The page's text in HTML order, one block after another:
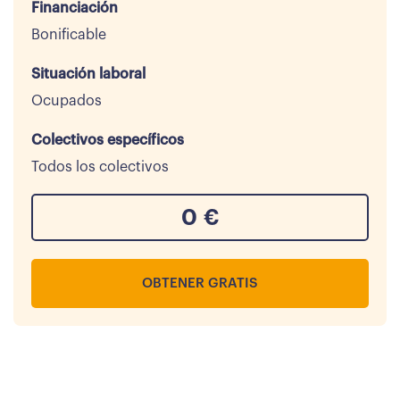
Financiación
Bonificable
Situación laboral
Ocupados
Colectivos específicos
Todos los colectivos
0 €
OBTENER GRATIS